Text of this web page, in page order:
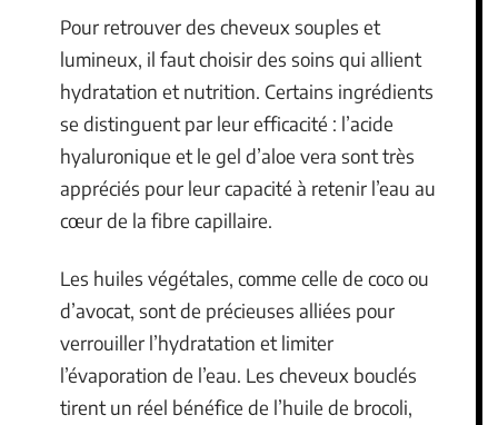
Pour retrouver des cheveux souples et
lumineux, il faut choisir des soins qui allient
hydratation et nutrition. Certains ingrédients
se distinguent par leur efficacité : l’acide
hyaluronique et le gel d’aloe vera sont très
appréciés pour leur capacité à retenir l’eau au
cœur de la fibre capillaire.
Les huiles végétales, comme celle de coco ou
d’avocat, sont de précieuses alliées pour
verrouiller l’hydratation et limiter
l’évaporation de l’eau. Les cheveux bouclés
tirent un réel bénéfice de l’huile de brocoli,